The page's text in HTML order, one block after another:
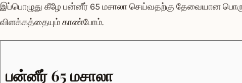
இப்பொழுது கீழே பன்னீர் 65 மசாலா செய்வதற்கு தேவையான
விளக்கத்தையும் காண்போம்.
பன்னீர் 65 மசாலா